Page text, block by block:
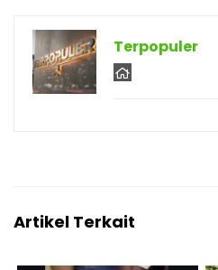
Terpopuler
Artikel Terkait